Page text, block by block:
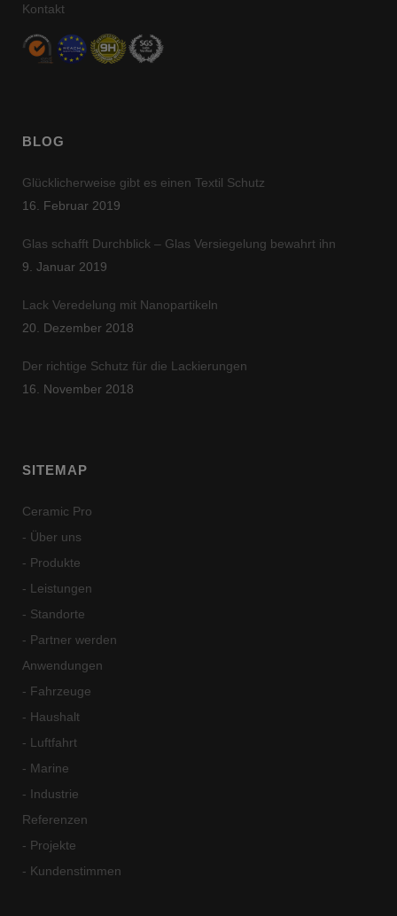
Kontakt
BLOG
Glücklicherweise gibt es einen Textil Schutz
16. Februar 2019
Glas schafft Durchblick – Glas Versiegelung bewahrt ihn
9. Januar 2019
Lack Veredelung mit Nanopartikeln
20. Dezember 2018
Der richtige Schutz für die Lackierungen
16. November 2018
SITEMAP
Ceramic Pro
- Über uns
- Produkte
- Leistungen
- Standorte
- Partner werden
Anwendungen
- Fahrzeuge
- Haushalt
- Luftfahrt
- Marine
- Industrie
Referenzen
- Projekte
- Kundenstimmen